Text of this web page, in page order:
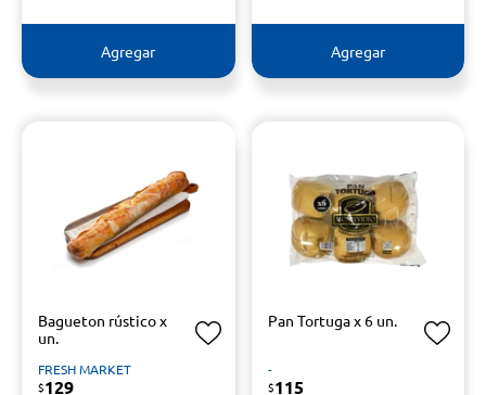
Agregar Agregar
Bagueton rústico x
un.
FRESH MARKET
$129
Pan Tortuga x 6 un.
-
$115